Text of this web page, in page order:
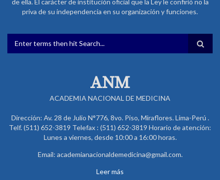
priva de su independencia en su organización y funciones.
FORMULARIO DE BÚSQUEDA
ANM
ACADEMIA NACIONAL DE MEDICINA
Dirección: Av. 28 de Julio N°776, 8vo. Piso, Miraflores. Lima-Perú .
Telf. (511) 652-3819 Telefax : (511) 652-3819 Horario de atención:
Lunes a viernes, desde 10:00 a 16:00 horas.
Email: academianacionaldemedicina@gmail.com.
Leer más